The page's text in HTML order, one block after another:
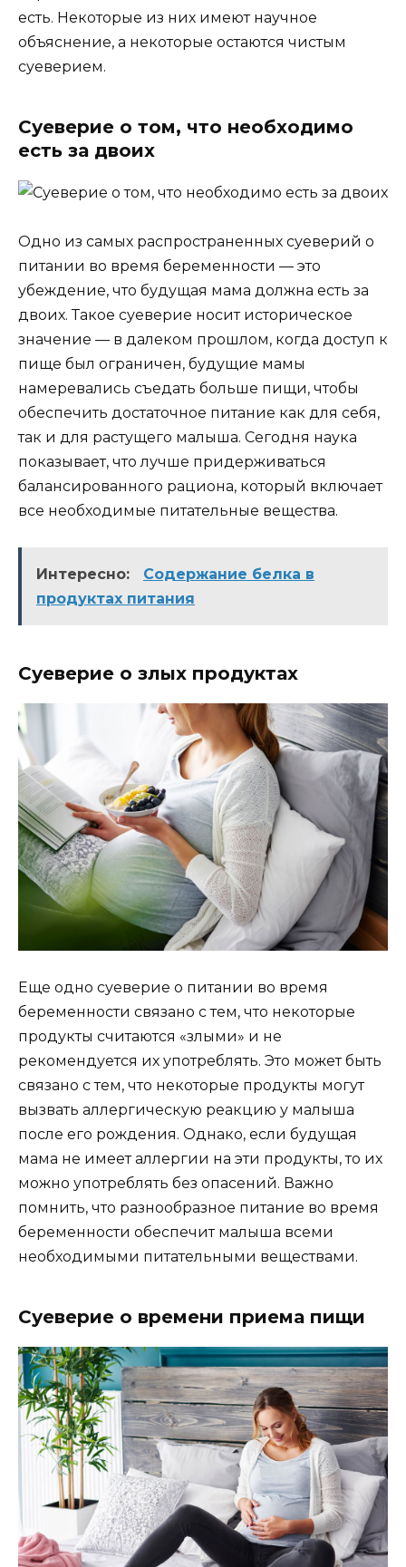
есть. Некоторые из них имеют научное
объяснение, а некоторые остаются чистым
суеверием.
Суеверие о том, что необходимо
есть за двоих
Одно из самых распространенных суеверий о
питании во время беременности — это
убеждение, что будущая мама должна есть за
двоих. Такое суеверие носит историческое
значение — в далеком прошлом, когда доступ к
пище был ограничен, будущие мамы
намеревались съедать больше пищи, чтобы
обеспечить достаточное питание как для себя,
так и для растущего малыша. Сегодня наука
показывает, что лучше придерживаться
балансированного рациона, который включает
все необходимые питательные вещества.
Интересно:
Содержание белка в
продуктах питания
Суеверие о злых продуктах
Еще одно суеверие о питании во время
беременности связано с тем, что некоторые
продукты считаются «злыми» и не
рекомендуется их употреблять. Это может быть
связано с тем, что некоторые продукты могут
вызвать аллергическую реакцию у малыша
после его рождения. Однако, если будущая
мама не имеет аллергии на эти продукты, то их
можно употреблять без опасений. Важно
помнить, что разнообразное питание во время
беременности обеспечит малыша всеми
необходимыми питательными веществами.
Суеверие о времени приема пищи